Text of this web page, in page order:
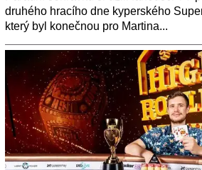
druhého hracího dne kyperského
který byl konečnou pro Martina...